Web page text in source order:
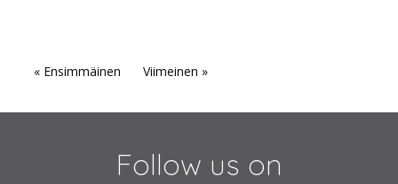
« Ensimmäinen Viimeinen »
Follow us on